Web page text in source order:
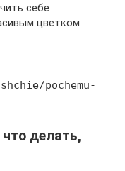
себе
цветком
pochemu-
делать,